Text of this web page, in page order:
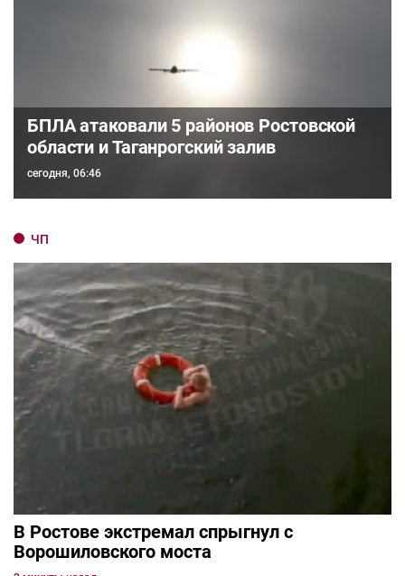
БПЛА атаковали 5 районов Ростовской
области и Таганрогский залив
сегодня, 06:46
ЧП
В Ростове экстремал спрыгнул с
Ворошиловского моста